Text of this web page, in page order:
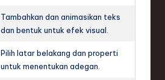
Tambahkan dan animasikan teks
dan bentuk untuk efek visual.
Pilih latar belakang dan properti
untuk menentukan adegan.